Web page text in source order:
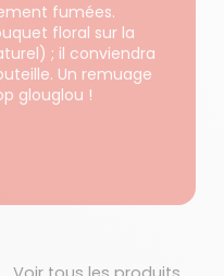
fumées.
floral sur la
; il conviendra
Un remuage
glouglou !